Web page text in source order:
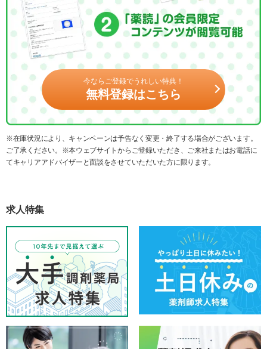
今ならご登録でうれしい特典！
無料登録はこちら
※在庫状況により、キャンペーンは予告なく変更・終了する場合がございます。
ご了承ください。※本ウェブサイトからご登録いただき、ご来社またはお電話に
てキャリアアドバイザーと面談をさせていただいた方に限ります。
求人特集